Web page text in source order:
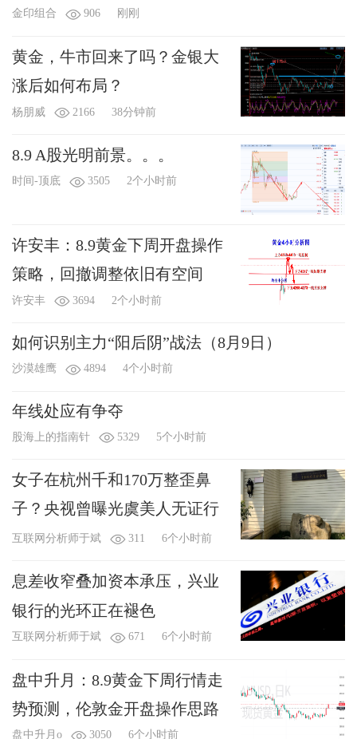
金印组合 906 刚刚
黄金，牛市回来了吗？金银大
涨后如何布局？
杨朋威 2166 38分钟前
8.9 A股光明前景。。。
时间-顶底 3505 2个小时前
许安丰：8.9黄金下周开盘操作
策略，回撤调整依旧有空间
许安丰 3694 2个小时前
如何识别主力“阳后阴”战法（8月9日）
沙漠雄鹰 4894 4个小时前
年线处应有争夺
股海上的指南针 5329 5个小时前
女子在杭州千和170万整歪鼻
子？央视曾曝光虞美人无证行
医！
互联网分析师于斌 311 6个小时前
息差收窄叠加资本承压，兴业
银行的光环正在褪色
互联网分析师于斌 671 6个小时前
盘中升月：8.9黄金下周行情走
势预测，伦敦金开盘操作思路
盘中升月o 3050 6个小时前